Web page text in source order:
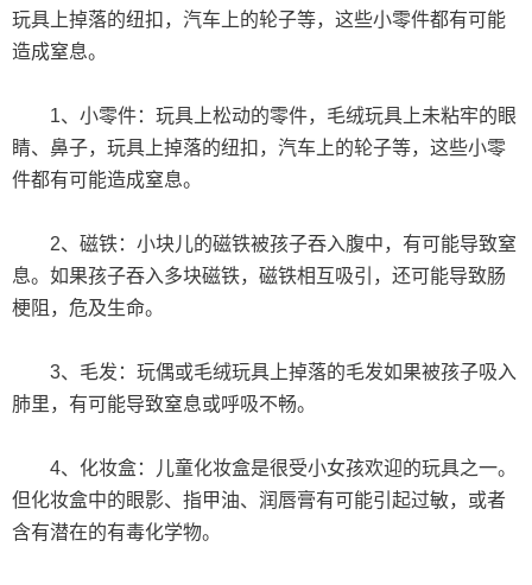
玩具上掉落的纽扣，汽车上的轮子等，这些小零件都有可能
造成窒息。
1、小零件：玩具上松动的零件，毛绒玩具上未粘牢的眼
睛、鼻子，玩具上掉落的纽扣，汽车上的轮子等，这些小零
件都有可能造成窒息。
2、磁铁：小块儿的磁铁被孩子吞入腹中，有可能导致窒
息。如果孩子吞入多块磁铁，磁铁相互吸引，还可能导致肠
梗阻，危及生命。
3、毛发：玩偶或毛绒玩具上掉落的毛发如果被孩子吸入
肺里，有可能导致窒息或呼吸不畅。
4、化妆盒：儿童化妆盒是很受小女孩欢迎的玩具之一。
但化妆盒中的眼影、指甲油、润唇膏有可能引起过敏，或者
含有潜在的有毒化学物。